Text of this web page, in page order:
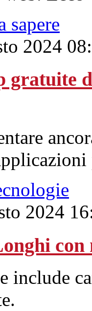
sapere
2024
2024
con
include